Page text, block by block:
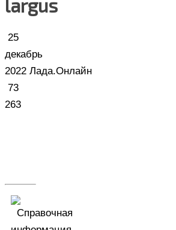
largus
25
декабрь
2022 Лада.Онлайн
73
263